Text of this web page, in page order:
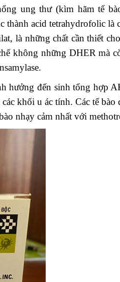
ung thư (kìm hãm tế
acid tetrahydrofolic là
là những chất cần thiết
không những DHER mà
hưởng đến sinh tổng hợp
khối u ác tính. Các tế bào
nhạy cảm nhất với